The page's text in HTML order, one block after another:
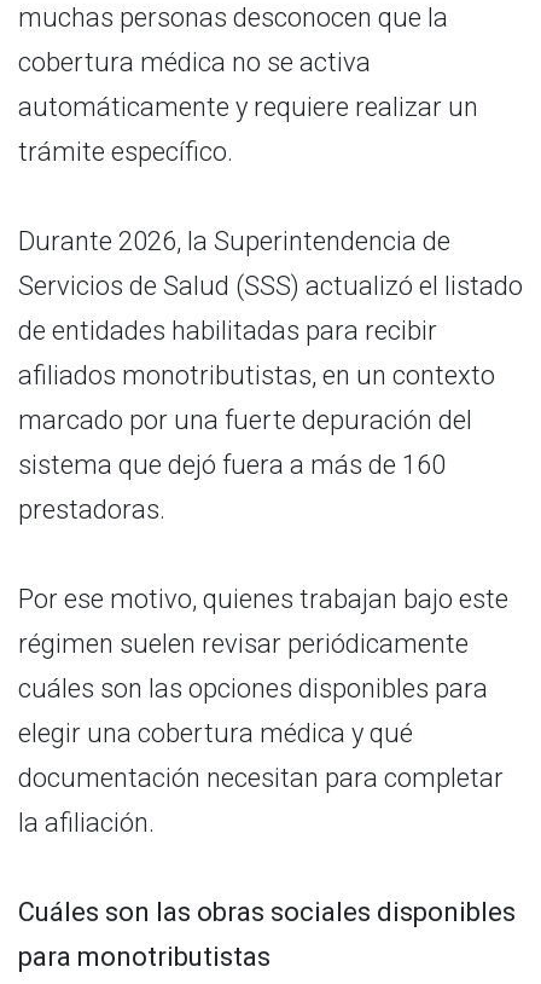
muchas personas desconocen que la
cobertura médica no se activa
automáticamente y requiere realizar un
trámite específico.
Durante 2026, la Superintendencia de
Servicios de Salud (SSS) actualizó el listado
de entidades habilitadas para recibir
afiliados monotributistas, en un contexto
marcado por una fuerte depuración del
sistema que dejó fuera a más de 160
prestadoras.
Por ese motivo, quienes trabajan bajo este
régimen suelen revisar periódicamente
cuáles son las opciones disponibles para
elegir una cobertura médica y qué
documentación necesitan para completar
la afiliación.
Cuáles son las obras sociales disponibles
para monotributistas